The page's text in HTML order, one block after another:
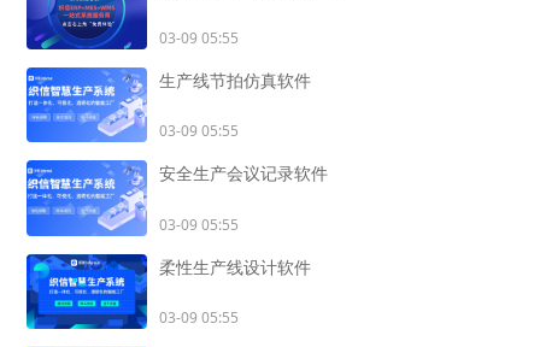
03-09 05:55
生产线节拍仿真软件
03-09 05:55
安全生产会议记录软件
03-09 05:55
柔性生产线设计软件
03-09 05:55